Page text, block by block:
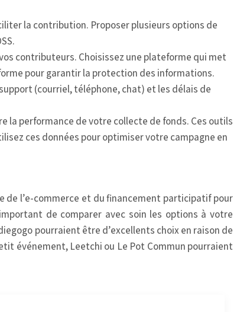
la contribution. Proposer plusieurs options de
contributeurs. Choisissez une plateforme qui met
pour garantir la protection des informations.
(courriel, téléphone, chat) et les délais de
la performance de votre collecte de fonds. Ces outils
ces données pour optimiser votre campagne en
l’e-commerce et du financement participatif pour
de comparer avec soin les options à votre
pourraient être d’excellents choix en raison de
événement, Leetchi ou Le Pot Commun pourraient